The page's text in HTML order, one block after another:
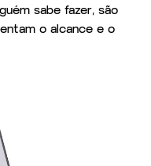
sabe fazer, são
o alcance e o